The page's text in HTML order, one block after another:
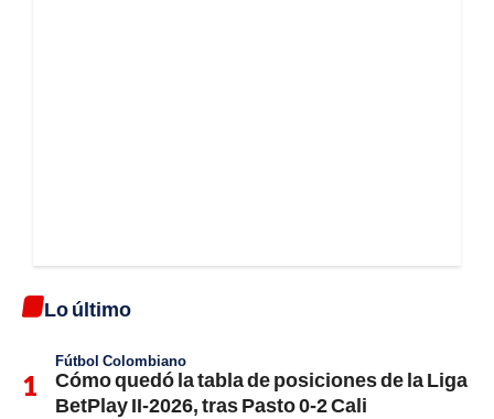
Lo último
Fútbol Colombiano
Cómo quedó la tabla de posiciones de la Liga
BetPlay II-2026, tras Pasto 0-2 Cali